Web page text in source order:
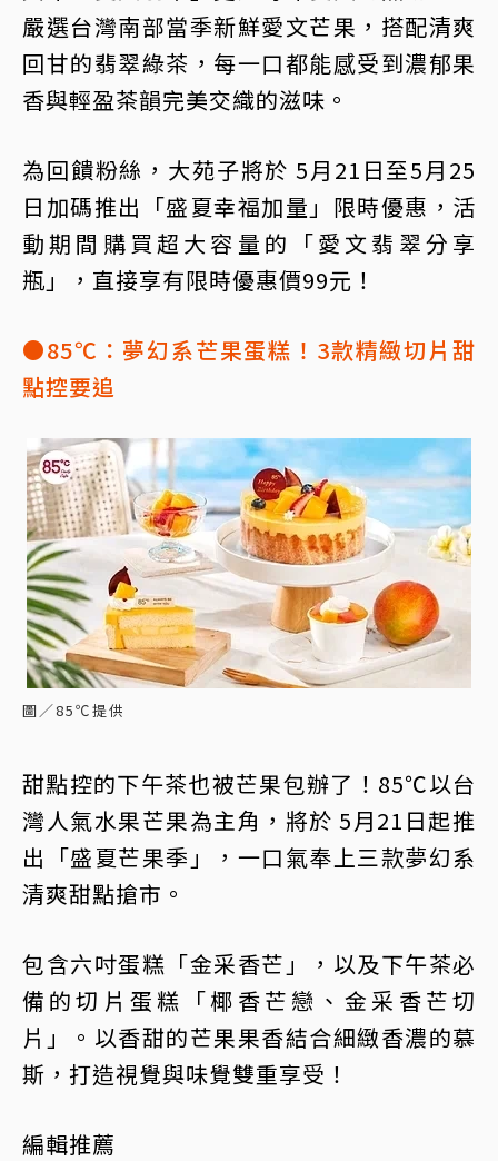
嚴選台灣南部當季新鮮愛文芒果，搭配清爽
回甘的翡翠綠茶，每一口都能感受到濃郁果
香與輕盈茶韻完美交織的滋味。
為回饋粉絲，大苑子將於 5月21日至5月25
日加碼推出「盛夏幸福加量」限時優惠，活
動期間購買超大容量的「愛文翡翠分享
瓶」，直接享有限時優惠價99元！
●85℃：夢幻系芒果蛋糕！3款精緻切片甜
點控要追
圖／85℃提供
甜點控的下午茶也被芒果包辦了！85℃以台
灣人氣水果芒果為主角，將於 5月21日起推
出「盛夏芒果季」，一口氣奉上三款夢幻系
清爽甜點搶市。
包含六吋蛋糕「金采香芒」，以及下午茶必
備的切片蛋糕「椰香芒戀、金采香芒切
片」。以香甜的芒果果香結合細緻香濃的慕
斯，打造視覺與味覺雙重享受！
編輯推薦